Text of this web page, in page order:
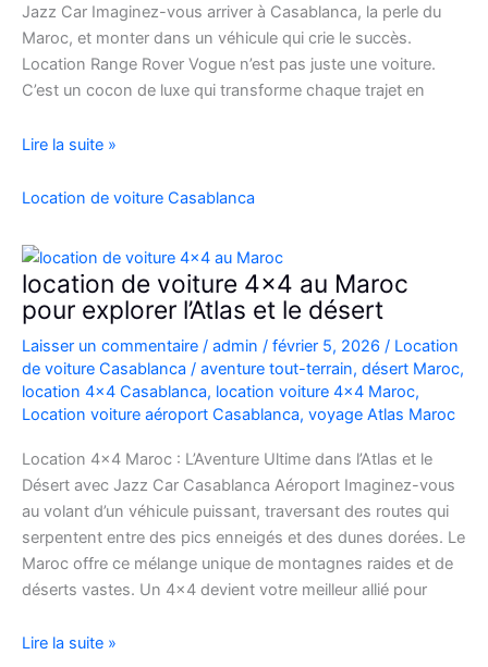
Jazz Car Imaginez-vous arriver à Casablanca, la perle du
Maroc, et monter dans un véhicule qui crie le succès.
Location Range Rover Vogue n’est pas juste une voiture.
C’est un cocon de luxe qui transforme chaque trajet en
Location
Rover
Casablanca
Lire la suite »
Location de voiture Casablanca
location de voiture 4×4 au Maroc
pour explorer l’Atlas et le désert
Laisser un commentaire / admin / février 5, 2026 / Location
de voiture Casablanca / aventure tout-terrain, désert Maroc,
location 4x4 Casablanca, location voiture 4x4 Maroc,
Location voiture aéroport Casablanca, voyage Atlas Maroc
Location 4×4 Maroc : L’Aventure Ultime dans l’Atlas et le
Désert avec Jazz Car Casablanca Aéroport Imaginez-vous
au volant d’un véhicule puissant, traversant des routes qui
serpentent entre des pics enneigés et des dunes dorées. Le
Maroc offre ce mélange unique de montagnes raides et de
déserts vastes. Un 4×4 devient votre meilleur allié pour
location
Lire la suite »